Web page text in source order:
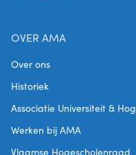
OVER AMA
Over ons
Historiek
Associatie Universiteit &
Werken bij AMA
Vlaamse Hogescholenraad